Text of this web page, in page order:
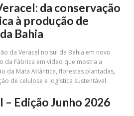
da conservação
à produção de
Bahia
da Veracel no sul da Bahia em novo
da Fábrica em vídeo que mostra a
da Mata Atlântica, florestas plantadas,
de celulose e logística sustentável
– Edição Junho 2026